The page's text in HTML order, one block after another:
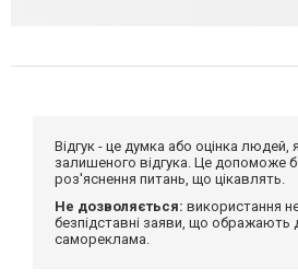
Відгук - це думка або оцінка
залишеного відгука. Це допоможе
роз'яснення питань, що цікавлять.
Не дозволяється: використання
безпідставні заяви, що ображають
самореклама.